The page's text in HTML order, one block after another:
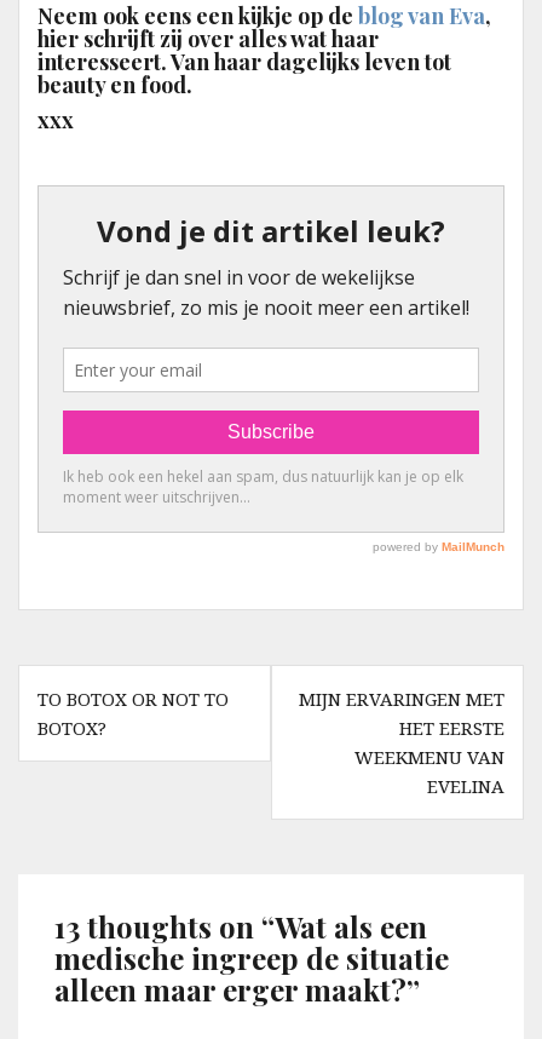
Neem ook eens een kijkje op de blog van Eva,
hier schrijft zij over alles wat haar
interesseert. Van haar dagelijks leven tot
beauty en food.
xxx
Berichtnavigatie
TO BOTOX OR NOT TO
BOTOX?
MIJN ERVARINGEN MET
HET EERSTE
WEEKMENU VAN
EVELINA
13 thoughts on “Wat als een
medische ingreep de situatie
alleen maar erger maakt?”